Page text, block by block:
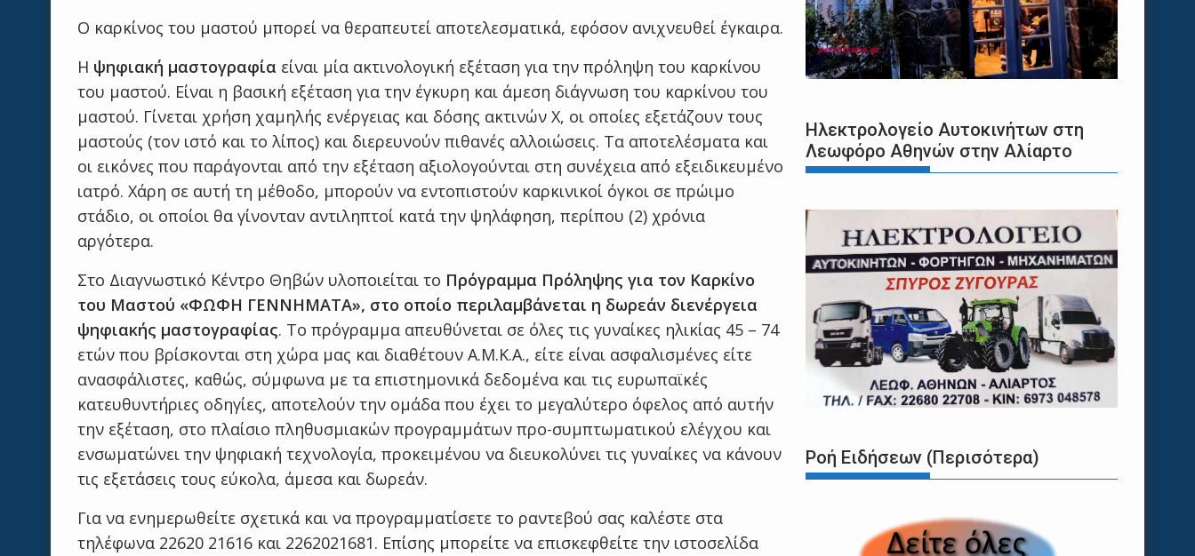
Ο καρκίνος του μαστού μπορεί να θεραπευτεί αποτελεσματικά, εφόσον ανιχνευθεί έγκαιρα.
Η ψηφιακή μαστογραφία είναι μία ακτινολογική εξέταση για την πρόληψη του καρκίνου
του μαστού. Είναι η βασική εξέταση για την έγκυρη και άμεση διάγνωση του καρκίνου του
μαστού. Γίνεται χρήση χαμηλής ενέργειας και δόσης ακτινών Χ, οι οποίες εξετάζουν τους
μαστούς (τον ιστό και το λίπος) και διερευνούν πιθανές αλλοιώσεις. Τα αποτελέσματα και
οι εικόνες που παράγονται από την εξέταση αξιολογούνται στη συνέχεια από εξειδικευμένο
ιατρό. Χάρη σε αυτή τη μέθοδο, μπορούν να εντοπιστούν καρκινικοί όγκοι σε πρώιμο
στάδιο, οι οποίοι θα γίνονταν αντιληπτοί κατά την ψηλάφηση, περίπου (2) χρόνια
αργότερα.
Στο Διαγνωστικό Κέντρο Θηβών υλοποιείται το Πρόγραμμα Πρόληψης για τον Καρκίνο
του Μαστού «ΦΩΦΗ ΓΕΝΝΗΜΑΤΑ», στο οποίο περιλαμβάνεται η δωρεάν διενέργεια
ψηφιακής μαστογραφίας. Το πρόγραμμα απευθύνεται σε όλες τις γυναίκες ηλικίας 45 – 74
ετών που βρίσκονται στη χώρα μας και διαθέτουν Α.Μ.Κ.Α., είτε είναι ασφαλισμένες είτε
ανασφάλιστες, καθώς, σύμφωνα με τα επιστημονικά δεδομένα και τις ευρωπαϊκές
κατευθυντήριες οδηγίες, αποτελούν την ομάδα που έχει το μεγαλύτερο όφελος από αυτήν
την εξέταση, στο πλαίσιο πληθυσμιακών προγραμμάτων προ-συμπτωματικού ελέγχου και
ενσωματώνει την ψηφιακή τεχνολογία, προκειμένου να διευκολύνει τις γυναίκες να κάνουν
τις εξετάσεις τους εύκολα, άμεσα και δωρεάν.
Για να ενημερωθείτε σχετικά και να προγραμματίσετε το ραντεβού σας καλέστε στα
τηλέφωνα 22620 21616 και 2262021681. Επίσης μπορείτε να επισκεφθείτε την ιστοσελίδα
Ηλεκτρολογείο Αυτοκινήτων στη
Λεωφόρο Αθηνών στην Αλίαρτο
Ροή Ειδήσεων (Περισότερα)